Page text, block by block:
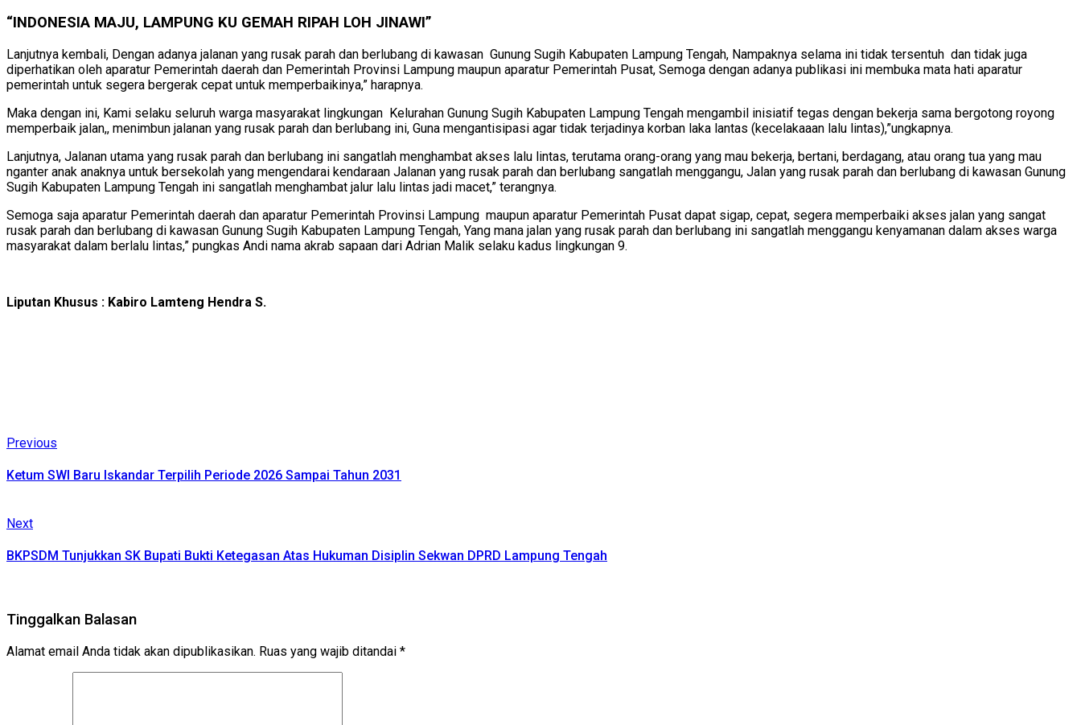
“INDONESIA MAJU, LAMPUNG KU GEMAH RIPAH LOH JINAWI”
Lanjutnya kembali, Dengan adanya jalanan yang rusak parah dan berlubang di kawasan Gunung Sugih Kabupaten Lampung Tengah, Nampaknya selama ini tidak tersentuh dan tidak juga
diperhatikan oleh aparatur Pemerintah daerah dan Pemerintah Provinsi Lampung maupun aparatur Pemerintah Pusat, Semoga dengan adanya publikasi ini membuka mata hati aparatur
pemerintah untuk segera bergerak cepat untuk memperbaikinya,” harapnya.
Maka dengan ini, Kami selaku seluruh warga masyarakat lingkungan Kelurahan Gunung Sugih Kabupaten Lampung Tengah mengambil inisiatif tegas dengan bekerja sama bergotong royong
memperbaik jalan,, menimbun jalanan yang rusak parah dan berlubang ini, Guna mengantisipasi agar tidak terjadinya korban laka lantas (kecelakaaan lalu lintas),”ungkapnya.
Lanjutnya, Jalanan utama yang rusak parah dan berlubang ini sangatlah menghambat akses lalu lintas, terutama orang-orang yang mau bekerja, bertani, berdagang, atau orang tua yang mau
nganter anak anaknya untuk bersekolah yang mengendarai kendaraan Jalanan yang rusak parah dan berlubang sangatlah menggangu, Jalan yang rusak parah dan berlubang di kawasan Gunung
Sugih Kabupaten Lampung Tengah ini sangatlah menghambat jalur lalu lintas jadi macet,” terangnya.
Semoga saja aparatur Pemerintah daerah dan aparatur Pemerintah Provinsi Lampung maupun aparatur Pemerintah Pusat dapat sigap, cepat, segera memperbaiki akses jalan yang sangat
rusak parah dan berlubang di kawasan Gunung Sugih Kabupaten Lampung Tengah, Yang mana jalan yang rusak parah dan berlubang ini sangatlah menggangu kenyamanan dalam akses warga
masyarakat dalam berlalu lintas,” pungkas Andi nama akrab sapaan dari Adrian Malik selaku kadus lingkungan 9.
Liputan Khusus : Kabiro Lamteng Hendra S.
Continue
Reading
Previous
Ketum SWI Baru Iskandar Terpilih Periode 2026 Sampai Tahun 2031
NextNext
BKPSDM Tunjukkan SK Bupati Bukti Ketegasan Atas Hukuman Disiplin Sekwan DPRD Lampung Tengah
Tinggalkan Balasan
Alamat email Anda tidak akan dipublikasikan. Ruas yang wajib ditandai *